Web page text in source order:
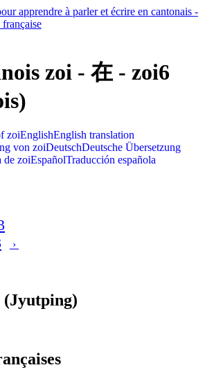
zoi - 在 - zoi6
EnglishEnglish translation
DeutschDeutsche Übersetzung
EspañolTraducción española
›
(Jyutping)